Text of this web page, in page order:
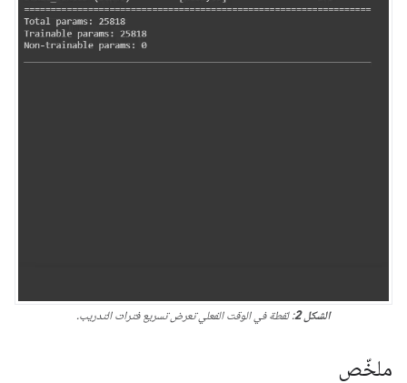
الشكل 2 : لقطة في الوقت الفعلي تعرض تسريع فترات التدريب.
ملخّص